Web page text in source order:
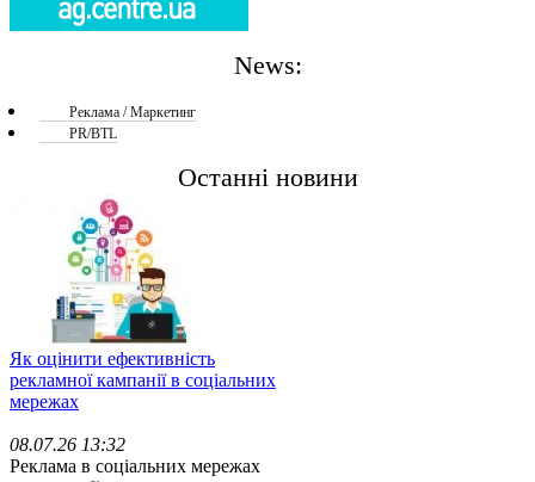
News:
Реклама / Маркетинг
PR/BTL
Останні новини
Як оцінити ефективність
рекламної кампанії в соціальних
мережах
08.07.26 13:32
Реклама в соціальних мережах